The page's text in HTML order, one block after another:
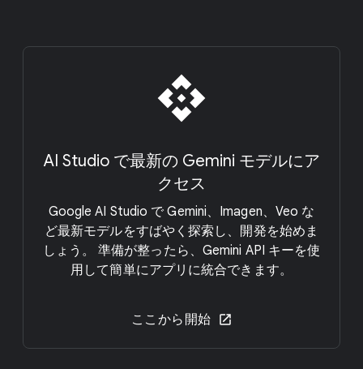
AI Studio で​最新の Gemini モデルに​ア
クセス
Google AI Studio で Gemini、​Imagen、​Veo な
ど​最新モデルを​すばやく​探索し、​開発を​始めま
しょう。 準備が​整ったら、​Gemini API キーを​使
用して​簡単に​アプリに​統合できます。
ここから​開始